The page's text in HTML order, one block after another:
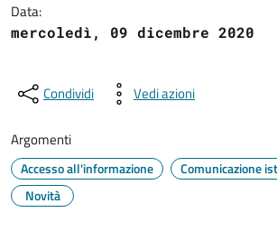
Data:
mercoledì, 09 dicembre 2020
Condividi Vedi azioni
Argomenti
Accesso all'informazione
Comunicazione
Novità